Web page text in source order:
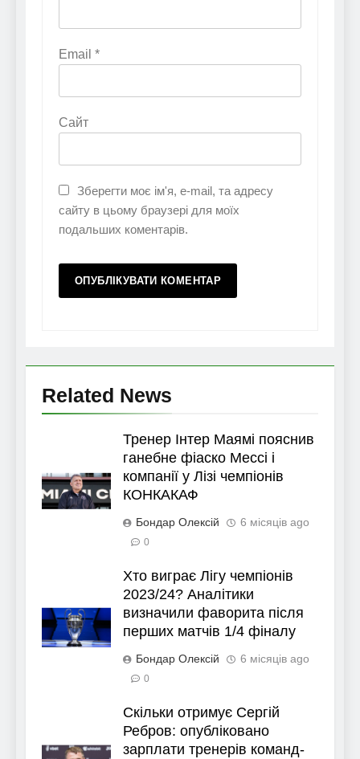
Email *
Сайт
Зберегти моє ім'я, e-mail, та адресу
сайту в цьому браузері для моїх
подальших коментарів.
Related News
Тренер Інтер Маямі пояснив
ганебне фіаско Мессі і
компанії у Лізі чемпіонів
КОНКАКАФ
Бондар Олексій 6 місяців ago
0
Хто виграє Лігу чемпіонів
2023/24? Аналітики
визначили фаворита після
перших матчів 1/4 фіналу
Бондар Олексій 6 місяців ago
0
Скільки отримує Сергій
Ребров: опубліковано
зарплати тренерів команд-